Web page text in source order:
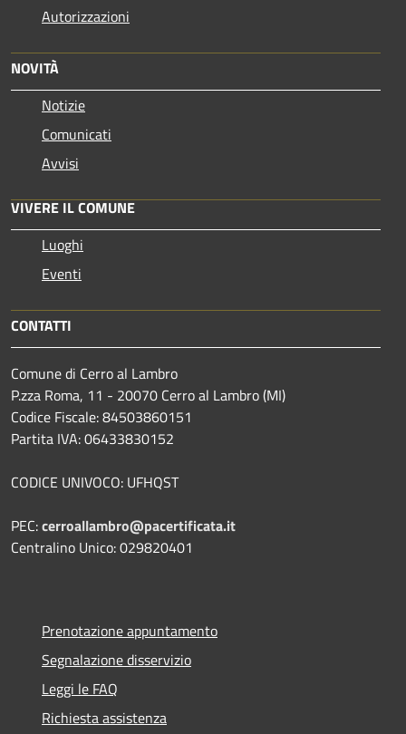
Autorizzazioni
NOVITÀ
Notizie
Comunicati
Avvisi
VIVERE IL COMUNE
Luoghi
Eventi
CONTATTI
Comune di Cerro al Lambro
P.zza Roma, 11 - 20070 Cerro al Lambro (MI)
Codice Fiscale: 84503860151
Partita IVA: 06433830152
CODICE UNIVOCO: UFHQST
PEC:cerroallambro@pacertificata.it
Centralino Unico: 029820401
Prenotazione appuntamento
Segnalazione disservizio
Leggi le FAQ
Richiesta assistenza